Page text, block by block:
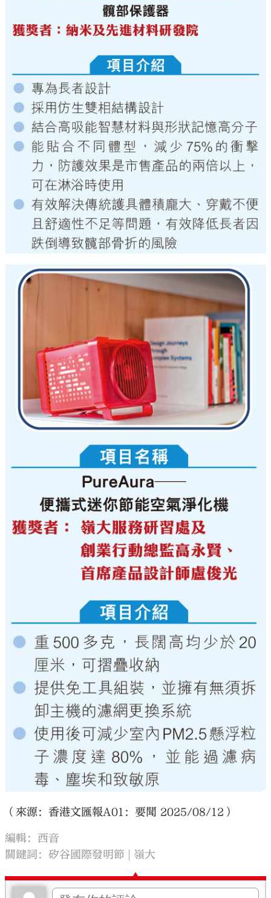
（來源：香港文匯報A01：要聞 2025/08/12）
編輯：西音
關鍵詞：矽谷國際發明節 嶺大